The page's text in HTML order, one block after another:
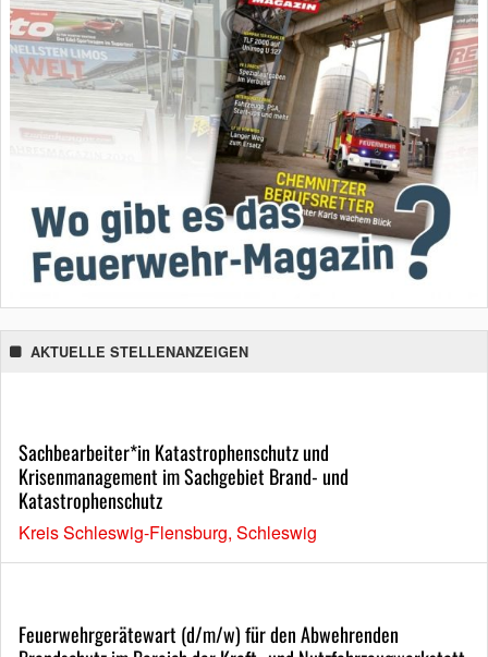
AKTUELLE STELLENANZEIGEN
Sachbearbeiter*in Katastrophenschutz und
Krisenmanagement im Sachgebiet Brand- und
Katastrophenschutz
Kreis Schleswig-Flensburg, Schleswig
Feuerwehrgerätewart (d/m/w) für den Abwehrenden